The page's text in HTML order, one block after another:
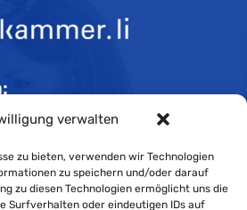
verwalten
zu bieten, verwenden wir Technologien
zu speichern und/oder darauf
zu diesen Technologien ermöglicht uns die
Surfverhalten oder eindeutigen IDs auf
13:30 bis 16:30 Uhr
bis 16:00 Uhr